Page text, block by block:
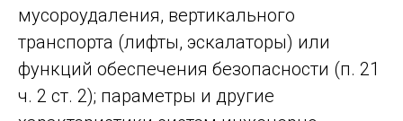
мусороудаления, вертикального
транспорта (лифты, эскалаторы) или
функций обеспечения безопасности (п. 21
ч. 2 ст. 2); параметры и другие